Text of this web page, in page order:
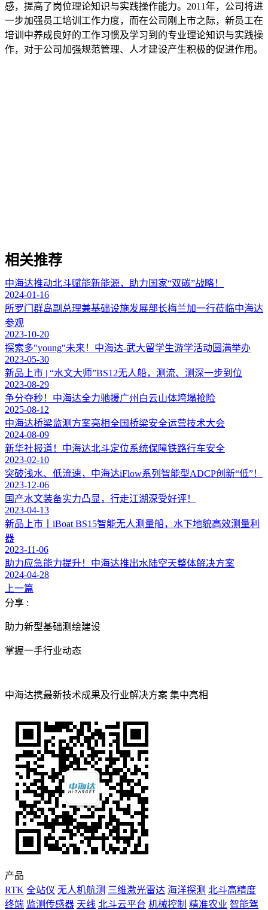
感，提高了岗位理论知识与实践操作能力。2011年，公司将进
一步加强员工培训工作力度，而在公司刚上市之际，新员工在
培训中养成良好的工作习惯及学习到的专业理论知识与实践操
作，对于公司加强规范管理、人才建设产生积极的促进作用。
相关推荐
中海达推动北斗赋能新能源，助力国家“双碳”战略！
2024-01-16
所罗门群岛副总理兼基础设施发展部长梅兰加一行莅临中海达
参观
2023-10-20
探索多"young"未来！中海达-武大留学生游学活动圆满举办
2023-05-30
新品上市 | “水文大师”BS12无人船，测流、测深一步到位
2023-08-29
争分夺秒！中海达全力驰援广州白云山体垮塌抢险
2025-08-12
中海达桥梁监测方案亮相全国桥梁安全运营技术大会
2024-08-09
新华社报道！中海达北斗定位系统保障铁路行车安全
2023-02-10
突破浅水、低流速，中海达iFlow系列智能型ADCP创新“低”！
2023-12-06
国产水文装备实力凸显，行走江湖深受好评！
2023-04-13
新品上市丨iBoat BS15智能无人测量船，水下地貌高效测量利
器
2023-11-06
助力应急能力提升！中海达推出水陆空天整体解决方案
2024-04-28
上一篇
分享 :
助力新型基础测绘建设
掌握一手行业动态
中海达携最新技术成果及行业解决方案 集中亮相
产品
RTK 全站仪 无人机航测 三维激光雷达 海洋探测 北斗高精度
终端 监测传感器 天线 北斗云平台 机械控制 精准农业 智能驾